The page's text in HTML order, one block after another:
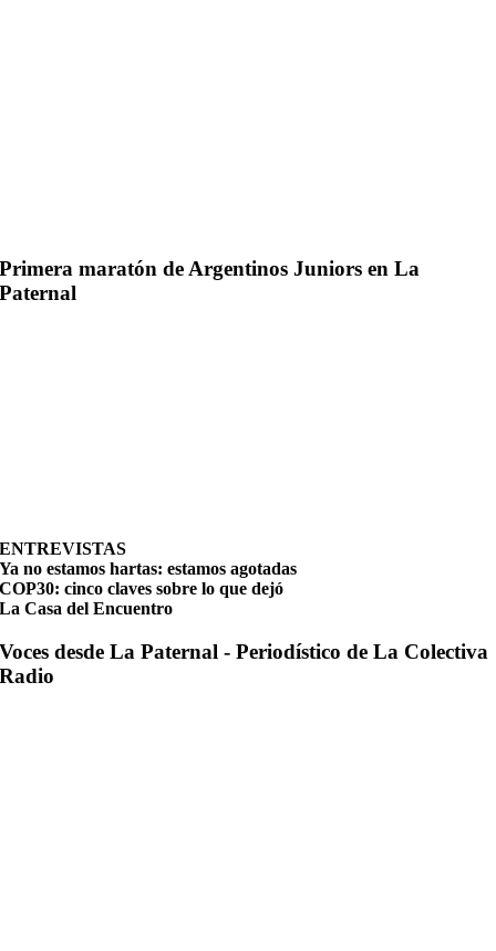
Primera maratón de Argentinos Juniors en La
Paternal
ENTREVISTAS
Ya no estamos hartas: estamos agotadas
COP30: cinco claves sobre lo que dejó
La Casa del Encuentro
Voces desde La Paternal - Periodístico de La Colectiva
Radio